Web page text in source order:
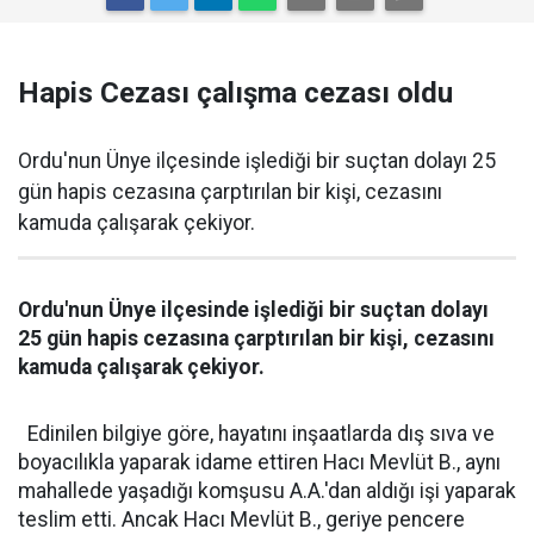
Hapis Cezası çalışma cezası oldu
Ordu'nun Ünye ilçesinde işlediği bir suçtan dolayı 25
gün hapis cezasına çarptırılan bir kişi, cezasını
kamuda çalışarak çekiyor.
Ordu'nun Ünye ilçesinde işlediği bir suçtan dolayı
25 gün hapis cezasına çarptırılan bir kişi, cezasını
kamuda çalışarak çekiyor.
Edinilen bilgiye göre, hayatını inşaatlarda dış sıva ve
boyacılıkla yaparak idame ettiren Hacı Mevlüt B., aynı
mahallede yaşadığı komşusu A.A.'dan aldığı işi yaparak
teslim etti. Ancak Hacı Mevlüt B., geriye pencere